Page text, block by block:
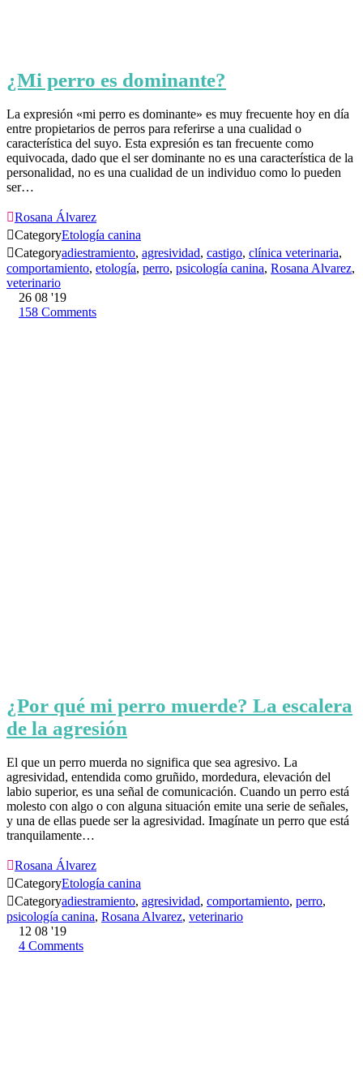
¿Mi perro es dominante?
La expresión «mi perro es dominante» es muy frecuente hoy en día
entre propietarios de perros para referirse a una cualidad o
característica del suyo. Esta expresión es tan frecuente como
equivocada, dado que el ser dominante no es una característica de la
personalidad, no es una cualidad de un individuo como lo pueden
ser…
Rosana Álvarez
CategoryEtología canina
Categoryadiestramiento, agresividad, castigo, clínica veterinaria,
comportamiento, etología, perro, psicología canina, Rosana Alvarez,
veterinario
26 08 '19
158 Comments
¿Por qué mi perro muerde? La escalera
de la agresión
El que un perro muerda no significa que sea agresivo. La
agresividad, entendida como gruñido, mordedura, elevación del
labio superior, es una señal de comunicación. Cuando un perro está
molesto con algo o con alguna situación emite una serie de señales,
y una de ellas puede ser la agresividad. Imagínate un perro que está
tranquilamente…
Rosana Álvarez
CategoryEtología canina
Categoryadiestramiento, agresividad, comportamiento, perro,
psicología canina, Rosana Alvarez, veterinario
12 08 '19
4 Comments